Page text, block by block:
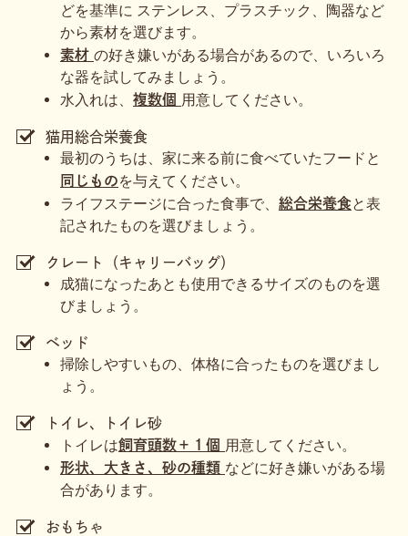
どを基準に ステンレス、プラスチック、陶器など
から素材を選びます。
素材 の好き嫌いがある場合があるので、いろいろ
な器を試してみましょう。
水入れは、 複数個 用意してください。
猫用総合栄養食
最初のうちは、家に来る前に食べていたフードと
同じものを与えてください。
ライフステージに合った食事で、 総合栄養食と表
記されたものを選びましょう。
クレート（キャリーバッグ）
成猫になったあとも使用できるサイズのものを選
びましょう。
ベッド
掃除しやすいもの、体格に合ったものを選びまし
ょう。
トイレ、トイレ砂
トイレは飼育頭数＋１個 用意してください。
形状、大きさ、砂の種類 などに好き嫌いがある場
合があります。
おもちゃ